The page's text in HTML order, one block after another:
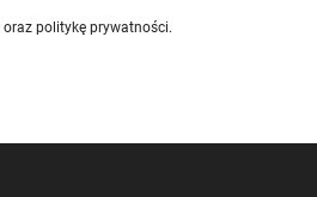
oraz politykę prywatności.